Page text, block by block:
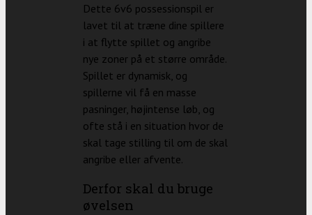
Dette 6v6 possessionspil er
lavet til at træne dine spillere
i at flytte spillet og angribe
nye zoner på et større område.
Spillet er dynamisk, og
spillerne vil få en masse
pasninger, højintense løb, og
ofte stå i en situation hvor de
skal tage stilling til om de skal
angribe eller afvente.
Derfor skal du bruge
øvelsen